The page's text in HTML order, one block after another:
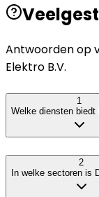
Antwoorden op
Elektro B.V.
1
Welke diensten biedt
2
In welke sectoren is